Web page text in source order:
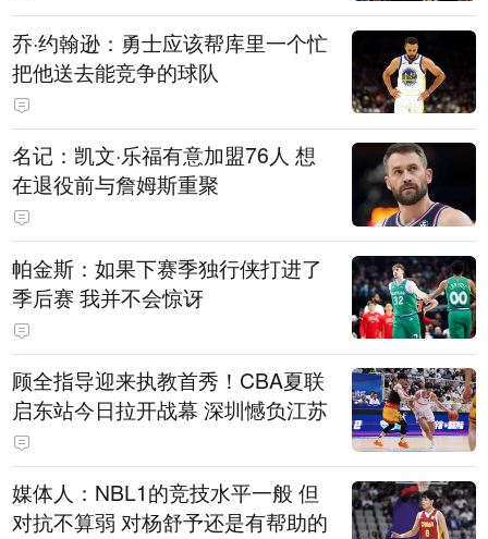
乔·约翰逊：勇士应该帮库里一个忙
把他送去能竞争的球队
名记：凯文·乐福有意加盟76人 想
在退役前与詹姆斯重聚
帕金斯：如果下赛季独行侠打进了
季后赛 我并不会惊讶
顾全指导迎来执教首秀！CBA夏联
启东站今日拉开战幕 深圳憾负江苏
媒体人：NBL1的竞技水平一般 但
对抗不算弱 对杨舒予还是有帮助的